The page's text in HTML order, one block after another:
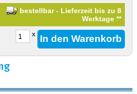
bestellbar - Lieferzeit bis zu 8
Werktage**
x